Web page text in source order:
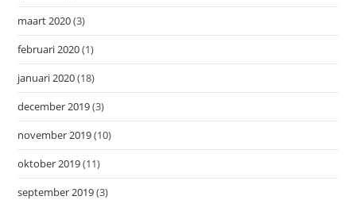
maart 2020(3)
februari 2020(1)
januari 2020(18)
december 2019(3)
november 2019(10)
oktober 2019(11)
september 2019(3)